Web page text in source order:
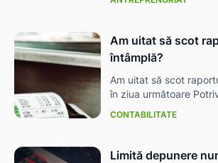
Am uitat să scot
întâmplă?
Am uitat să scot
în ziua următoare
CONTABILITATE
Limită depunere